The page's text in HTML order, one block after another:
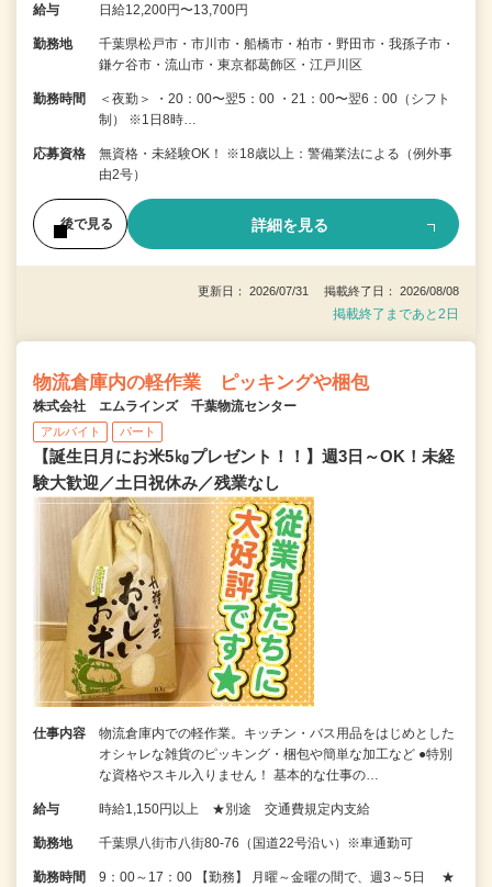
給与 日給12,200円〜13,700円
勤務地
千葉県松戸市・市川市・船橋市・柏市・野田市・我孫子市・
鎌ケ谷市・流山市・東京都葛飾区・江戸川区
勤務時間
＜夜勤＞ ・20：00〜翌5：00 ・21：00〜翌6：00（シフト
制） ※1日8時…
応募資格
無資格・未経験OK！ ※18歳以上：警備業法による（例外事
由2号）
後で見る 詳細を見る
更新日： 2026/07/31 掲載終了日： 2026/08/08
掲載終了まであと2日
物流倉庫内の軽作業 ピッキングや梱包
株式会社 エムラインズ 千葉物流センター
アルバイト パート
【誕生日月にお米5㎏プレゼント！！】週3日～OK！未経
験大歓迎／土日祝休み／残業なし
仕事内容
物流倉庫内での軽作業。キッチン・バス用品をはじめとした
オシャレな雑貨のピッキング・梱包や簡単な加工など ●特別
な資格やスキル入りません！ 基本的な仕事の…
給与 時給1,150円以上 ★別途 交通費規定内支給
勤務地 千葉県八街市八街80-76（国道22号沿い）※車通勤可
勤務時間
9：00～17：00 【勤務】 月曜～金曜の間で、週3～5日 ★